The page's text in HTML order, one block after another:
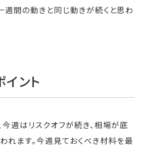
週間の動きと同じ動きが続くと思わ
ント
今週はリスクオフが続き、相場が底
れます。今週見ておくべき材料を最